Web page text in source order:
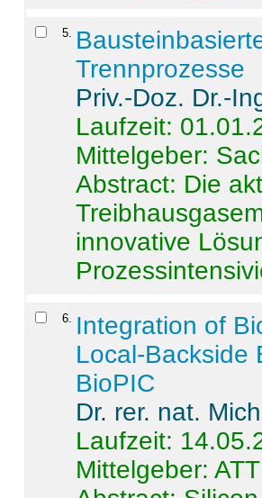
5
Trennprozesse
Priv.-Doz. Dr.-
Laufzeit:
Mittelgeber:
Abstract: Die
innovative
6
Integration of
Local-Backside
BioPIC
Dr. rer. nat.
Laufzeit:
Mittelgeber: